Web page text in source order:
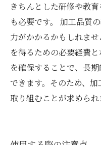
きちんとした研修や教
も必要です。 加工品質
力がかかるかもしれま
を得るための必要経費
を確保することで、長
できます。そのため、
取り組むことが求められ